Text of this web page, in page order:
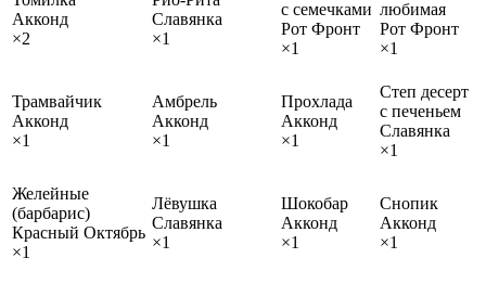
Акконд
×2
Славянка
×1
с семечками
Рот Фронт
×1
любимая
Рот Фронт
×1
Трамвайчик
Акконд
×1
Амбрель
Акконд
×1
Прохлада
Акконд
×1
Степ десерт
с печеньем
Славянка
×1
Желейные
(барбарис)
Красный Октябрь
×1
Лёвушка
Славянка
×1
Шокобар
Акконд
×1
Снопик
Акконд
×1